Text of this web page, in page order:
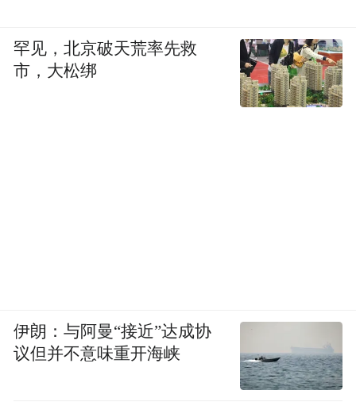
罕见，北京破天荒率先救
市，大松绑
伊朗：与阿曼“接近”达成协
议但并不意味重开海峡